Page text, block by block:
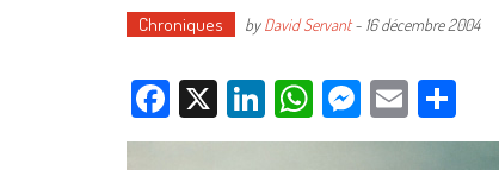
Chroniques byDavid Servant- 16 décembre 2004
Facebook
X LinkedIn
WhatsApp
Messenger
Email